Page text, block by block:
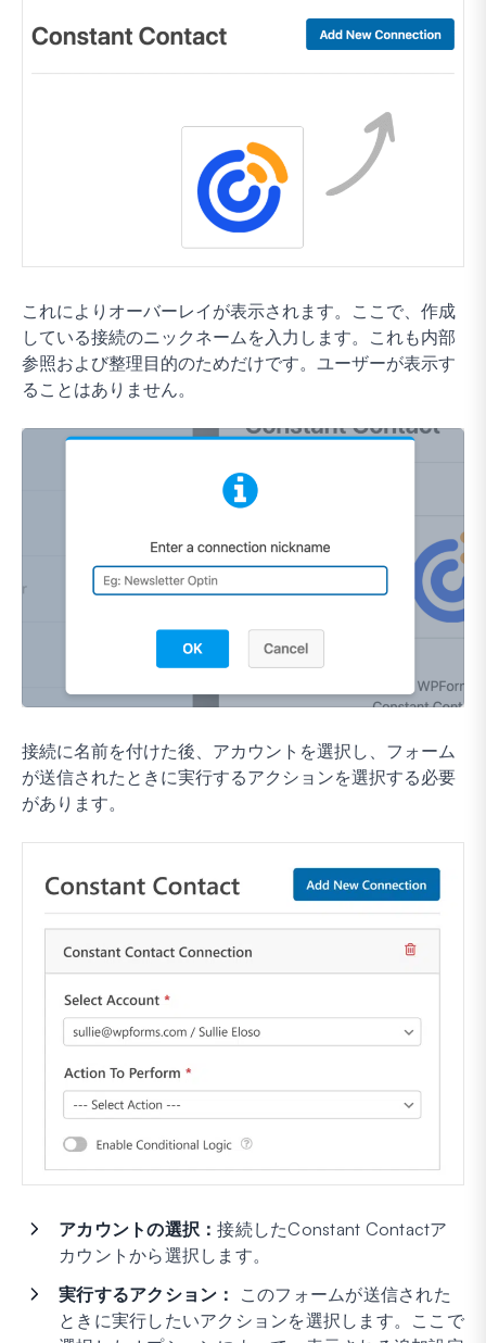
これによりオーバーレイが表示されます。ここで、作成
している接続のニックネームを入力します。これも内部
参照および整理目的のためだけです。ユーザーが表示す
ることはありません。
接続に名前を付けた後、アカウントを選択し、フォーム
が送信されたときに実行するアクションを選択する必要
があります。
アカウントの選択：接続したConstant Contactア
カウントから選択します。
実行するアクション：
このフォームが送信された
ときに実行したいアクションを選択します。ここで